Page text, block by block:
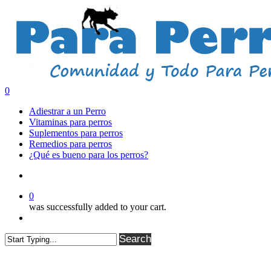
content
search
0
Adiestrar a un Perro
Vitaminas para perros
Suplementos para perros
Remedios para perros
¿Qué es bueno para los perros?
0
was successfully added to your cart.
Search